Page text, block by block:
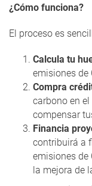
¿Cómo funciona?
El proceso es
Calcula tu
emisiones de
Compra
carbono en
compensar
Financia
contribuirá a
emisiones de
la mejora de